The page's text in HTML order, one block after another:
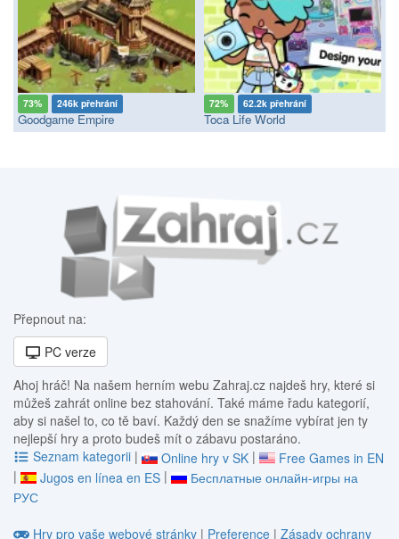
73% 246k přehrání
Goodgame Empire
72% 62.2k přehrání
Toca Life World
Přepnout na:
PC verze
Ahoj hráč! Na našem herním webu Zahraj.cz najdeš hry, které si
můžeš zahrát online bez stahování. Také máme řadu kategorií,
aby si našel to, co tě baví. Každý den se snažíme vybírat jen ty
nejlepší hry a proto budeš mít o zábavu postaráno.
Seznam kategorii | Online hry v SK |
Free Games in EN
|
Jugos en línea en ES |
Бесплатные онлайн-игры на
РУС
Hry pro vaše webové stránky | Preference | Zásady ochrany